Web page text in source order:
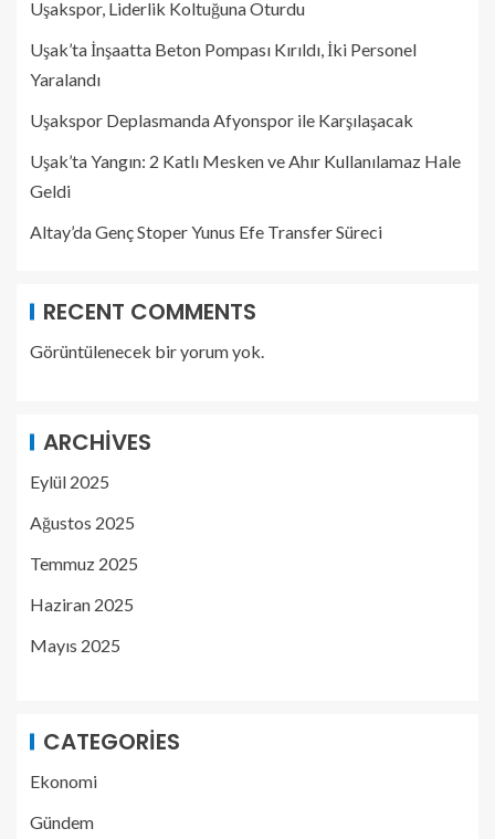
Uşakspor, Liderlik Koltuğuna Oturdu
Uşak’ta İnşaatta Beton Pompası Kırıldı, İki Personel
Yaralandı
Uşakspor Deplasmanda Afyonspor ile Karşılaşacak
Uşak’ta Yangın: 2 Katlı Mesken ve Ahır Kullanılamaz Hale
Geldi
Altay’da Genç Stoper Yunus Efe Transfer Süreci
RECENT COMMENTS
Görüntülenecek bir yorum yok.
ARCHIVES
Eylül 2025
Ağustos 2025
Temmuz 2025
Haziran 2025
Mayıs 2025
CATEGORIES
Ekonomi
Gündem